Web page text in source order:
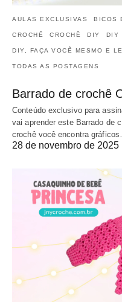
AULAS EXCLUSIVAS BICOS
CROCHÊ CROCHÊ DIY DIY
DIY, FAÇA VOCÊ MESMO E
TODAS AS POSTAGENS
Barrado de crochê
Conteúdo exclusivo para
vai aprender este Barrado de
crochê você encontra
28 de novembro de 2025